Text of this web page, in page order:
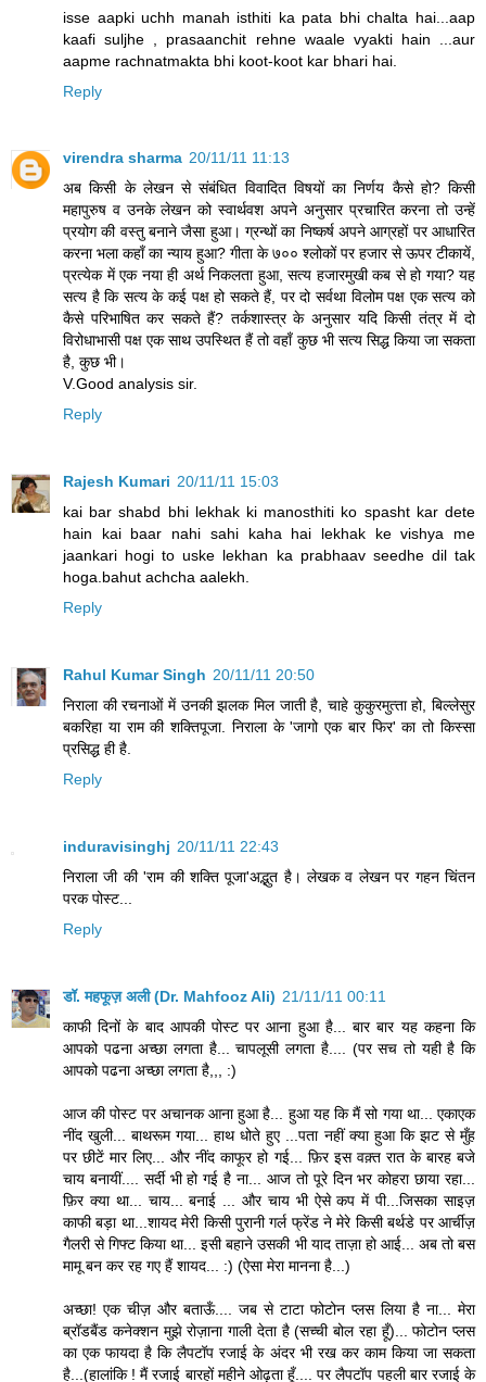
isse aapki uchh manah isthiti ka pata bhi chalta hai...aap
kaafi suljhe , prasaanchit rehne waale vyakti hain ...aur
aapme rachnatmakta bhi koot-koot kar bhari hai.
Reply
virendra sharma 20/11/11 11:13
अब किसी के लेखन से संबंधित विवादित विषयों का निर्णय कैसे हो? किसी
महापुरुष व उनके लेखन को स्वार्थवश अपने अनुसार प्रचारित करना तो उन्हें
प्रयोग की वस्तु बनाने जैसा हुआ। ग्रन्थों का निष्कर्ष अपने आग्रहों पर आधारित
करना भला कहाँ का न्याय हुआ? गीता के ७०० श्लोकों पर हजार से ऊपर टीकायें,
प्रत्येक में एक नया ही अर्थ निकलता हुआ, सत्य हजारमुखी कब से हो गया? यह
सत्य है कि सत्य के कई पक्ष हो सकते हैं, पर दो सर्वथा विलोम पक्ष एक सत्य को
कैसे परिभाषित कर सकते हैं? तर्कशास्त्र के अनुसार यदि किसी तंत्र में दो
विरोधाभासी पक्ष एक साथ उपस्थित हैं तो वहाँ कुछ भी सत्य सिद्ध किया जा सकता
है, कुछ भी।
V.Good analysis sir.
Reply
Rajesh Kumari 20/11/11 15:03
kai bar shabd bhi lekhak ki manosthiti ko spasht kar dete
hain kai baar nahi sahi kaha hai lekhak ke vishya me
jaankari hogi to uske lekhan ka prabhaav seedhe dil tak
hoga.bahut achcha aalekh.
Reply
Rahul Kumar Singh 20/11/11 20:50
निराला की रचनाओं में उनकी झलक मिल जाती है, चाहे कुकुरमुत्‍ता हो, बिल्‍लेसुर
बकरिहा या राम की शक्तिपूजा. निराला के 'जागो एक बार फिर' का तो किस्‍सा
प्रसिद्ध ही है.
Reply
induravisinghj 20/11/11 22:43
निराला जी की 'राम की शक्ति पूजा'अद्भुत है। लेखक व लेखन पर गहन चिंतन
परक पोस्ट...
Reply
डॉ. महफूज़ अली (Dr. Mahfooz Ali) 21/11/11 00:11
काफी दिनों के बाद आपकी पोस्ट पर आना हुआ है... बार बार यह कहना कि
आपको पढना अच्छा लगता है... चापलूसी लगता है.... (पर सच तो यही है कि
आपको पढना अच्छा लगता है,,, :)
आज की पोस्ट पर अचानक आना हुआ है... हुआ यह कि मैं सो गया था... एकाएक
नींद खुली... बाथरूम गया... हाथ धोते हुए ...पता नहीं क्या हुआ कि झट से मुँह
पर छीटें मार लिए... और नींद काफूर हो गई... फ़िर इस वक़्त रात के बारह बजे
चाय बनायीं.... सर्दी भी हो गई है ना... आज तो पूरे दिन भर कोहरा छाया रहा...
फ़िर क्या था... चाय... बनाई ... और चाय भी ऐसे कप में पी...जिसका साइज़
काफी बड़ा था...शायद मेरी किसी पुरानी गर्ल फ्रेंड ने मेरे किसी बर्थडे पर आर्चीज़
गैलरी से गिफ्ट किया था... इसी बहाने उसकी भी याद ताज़ा हो आई... अब तो बस
मामू बन कर रह गए हैं शायद... :) (ऐसा मेरा मानना है...)
अच्छा! एक चीज़ और बताऊँ.... जब से टाटा फोटोन प्लस लिया है ना... मेरा
ब्रॉडबैंड कनेक्शन मुझे रोज़ाना गाली देता है (सच्ची बोल रहा हूँ)... फोटोन प्लस
का एक फायदा है कि लैपटॉप रजाई के अंदर भी रख कर काम किया जा सकता
है...(हालांकि ! मैं रजाई बारहों महीने ओढ़ता हूँ.... पर लैपटॉप पहली बार रजाई के